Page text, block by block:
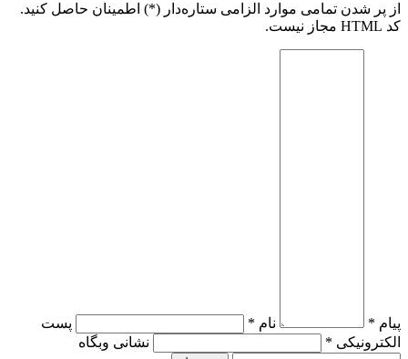
از پر شدن تمامی موارد الزامی ستاره‌دار (*) اطمینان حاصل کنید.
کد HTML مجاز نیست.
پیام * نام *
پست
الکترونیکی *
نشانی وبگاه